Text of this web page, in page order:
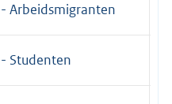
- Arbeidsmigranten
- Studenten